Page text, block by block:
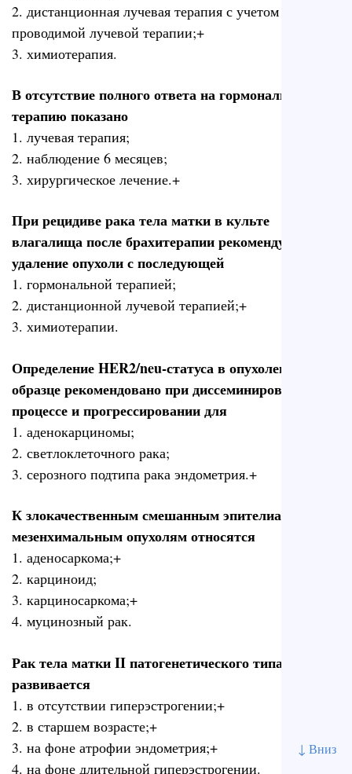
↓ Вниз
2. дистанционная лучевая терапия с учетом ранее
проводимой лучевой терапии;+
3. химиотерапия.
В отсутствие полного ответа на гормональную
терапию показано
1. лучевая терапия;
2. наблюдение 6 месяцев;
3. хирургическое лечение.+
При рецидиве рака тела матки в культе
влагалища после брахитерапии рекомендуется
удаление опухоли с последующей
1. гормональной терапией;
2. дистанционной лучевой терапией;+
3. химиотерапии.
Определение HER2/neu-статуса в опухолевом
образце рекомендовано при диссеминированном
процессе и прогрессировании для
1. аденокарциномы;
2. светлоклеточного рака;
3. серозного подтипа рака эндометрия.+
К злокачественным смешанным эпителиальным и
мезенхимальным опухолям относятся
1. аденосаркома;+
2. карциноид;
3. карциносаркома;+
4. муцинозный рак.
Рак тела матки II патогенетического типа
развивается
1. в отсутствии гиперэстрогении;+
2. в старшем возрасте;+
3. на фоне атрофии эндометрия;+
4. на фоне длительной гиперэстрогении.